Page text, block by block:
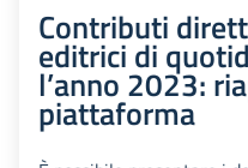
Contributi
editrici di
l’anno 2023:
piattaforma